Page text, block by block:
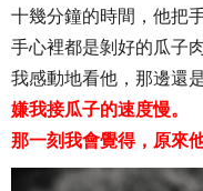
十幾分鐘的時間，他把
手心裡都是剝好的瓜子肉
我感動地看他，那邊還
嫌我接瓜子的速度慢。
那一刻我會覺得，原來